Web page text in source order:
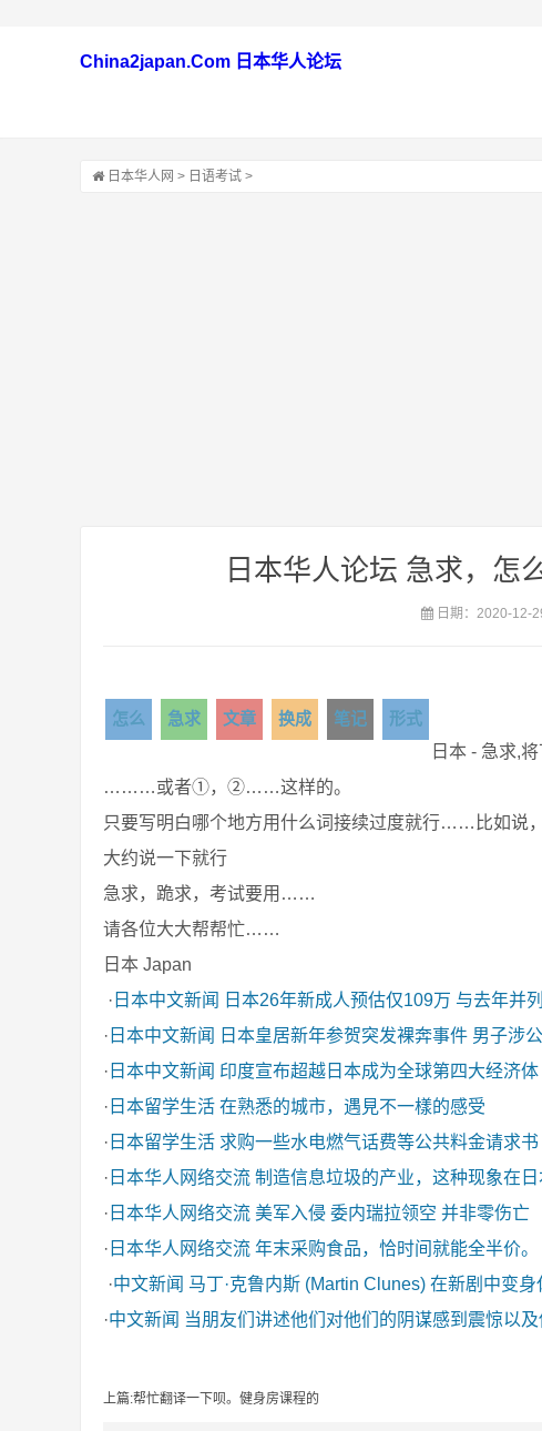
China2japan.Com 日本华人论坛
日本华人网 > 日语考试 >
日本华人论坛 急求，怎
日期：2020-12-
怎么 急求 文章 换成 笔记
形式
日本 - 急求,
………或者①，②……这样的。
只要写明白哪个地方用什么词接续过度就行……比如
大约说一下就行
急求，跪求，考试要用……
请各位大大帮帮忙……
日本 Japan
· 日本中文新闻
日本26年新成人预估仅109万 与去年并
· 日本中文新闻
日本皇居新年参贺突发裸奔事件 男子涉
· 日本中文新闻 印度宣布超越日本成为全球第四大经济体
· 日本留学生活 在熟悉的城市，遇見不一樣的感受
· 日本留学生活 求购一些水电燃气话费等公共料金请求书
· 日本华人网络交流 制造信息垃圾的产业，这种现象在日
· 日本华人网络交流 美军入侵 委内瑞拉领空 并非零伤亡
· 日本华人网络交流 年末采购食品，恰时间就能全半价。
·中文新闻 马丁·克鲁内斯 (Martin Clunes) 在新剧中变
·中文新闻 当朋友们讲述他们对他们的阴谋感到震惊以
上篇:帮忙翻译一下呗。健身房课程的